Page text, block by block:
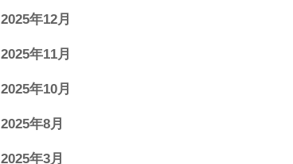
2025年12月
2025年11月
2025年10月
2025年8月
2025年3月